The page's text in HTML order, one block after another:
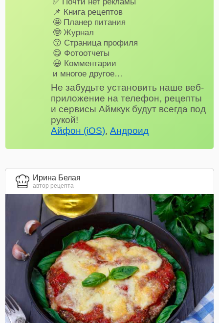
📌 Книга рецептов
🤩 Планер питания
🤓 Журнал
😗 Страница профиля
😋 Фотоотчеты
😃 Комментарии
и многое другое…
Не забудьте установить наше веб-
приложение на телефон, рецепты
и сервисы Аймкук будут всегда под
рукой!
Айфон (iOS),Андроид
Ирина Белая
автор рецепта